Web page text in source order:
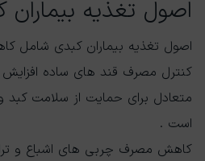
اصول تغذیه بیماران
اصول تغذیه بیماران کبدی شامل
کنترل مصرف قند های ساده
متعادل برای حمایت از سلامت کبد
است .
کاهش مصرف چربی های اشباع و